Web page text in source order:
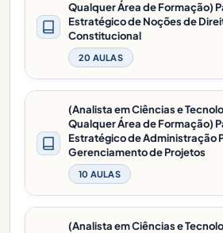
Qualquer Área de Formação)
Estratégico de Noções de
Constitucional
20 AULAS
(Analista em Ciências e
Qualquer Área de Formação)
Estratégico de Administração
Gerenciamento de Projetos
10 AULAS
(Analista em Ciências e